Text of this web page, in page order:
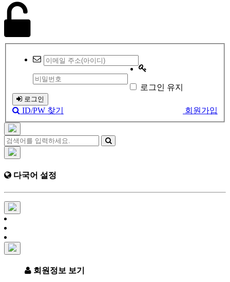
로그인 유지
로그인
회원가입
ID/PW 찾기
다국어 설정
회원정보 보기